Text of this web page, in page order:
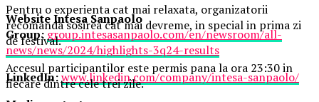
Website Intesa Sanpaolo
Group:group.intesasanpaolo.com/en/newsroom/all-
news/news/2024/highlights-3q24-results
LinkedIn:www.linkedin.com/company/intesa-sanpaolo/
Pentru o experienta cat mai relaxata, organizatorii
recomanda sosirea cat mai devreme, in special in prima zi
de festival.
Accesul participantilor este permis pana la ora 23:30 in
fiecare dintre cele trei zile.